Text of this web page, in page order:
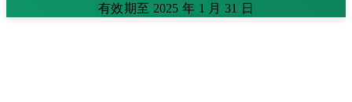
有效期至 2025 年 1 月 31 日